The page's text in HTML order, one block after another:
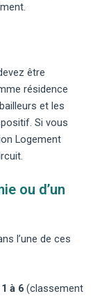
être
résidence
et les
Si vous
Logement
ou d’un
l’une de ces
1 à 6 (classement